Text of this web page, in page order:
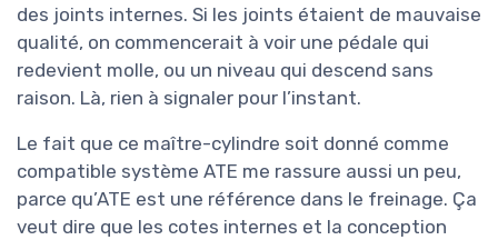
des joints internes. Si les joints étaient de mauvaise
qualité, on commencerait à voir une pédale qui
redevient molle, ou un niveau qui descend sans
raison. Là, rien à signaler pour l’instant.
Le fait que ce maître-cylindre soit donné comme
compatible système ATE me rassure aussi un peu,
parce qu’ATE est une référence dans le freinage. Ça
veut dire que les cotes internes et la conception